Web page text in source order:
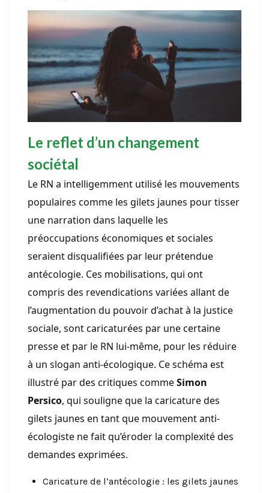
Le reflet d’un changement
sociétal
Le RN a intelligemment utilisé les mouvements
populaires comme les gilets jaunes pour tisser
une narration dans laquelle les
préoccupations économiques et sociales
seraient disqualifiées par leur prétendue
antécologie. Ces mobilisations, qui ont
compris des revendications variées allant de
l’augmentation du pouvoir d’achat à la justice
sociale, sont caricaturées par une certaine
presse et par le RN lui-même, pour les réduire
à un slogan anti-écologique. Ce schéma est
illustré par des critiques commeSimon
Persico, qui souligne que la caricature des
gilets jaunes en tant que mouvement anti-
écologiste ne fait qu’éroder la complexité des
demandes exprimées.
Caricature de l’antécologie : les gilets jaunes